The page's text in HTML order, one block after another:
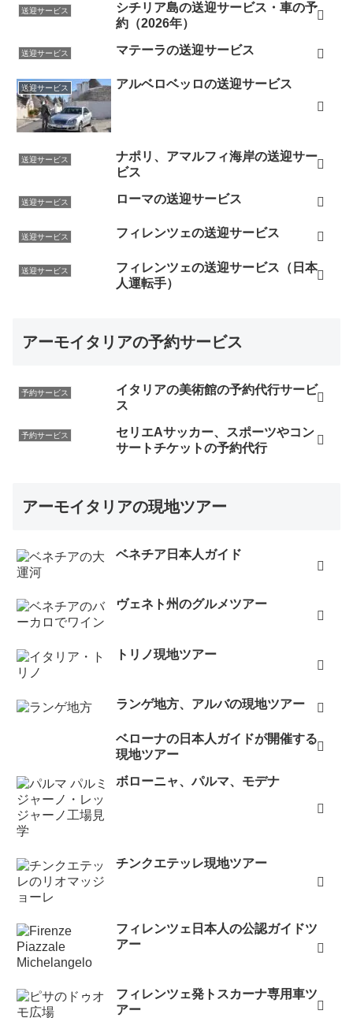
送迎サービス
シチリア島の送迎サービス・車の予
約（2026年）
送迎サービス マテーラの送迎サービス
送迎サービス アルベロベッロの送迎サービス
送迎サービス
ナポリ、アマルフィ海岸の送迎サー
ビス
送迎サービス ローマの送迎サービス
送迎サービス フィレンツェの送迎サービス
送迎サービス
フィレンツェの送迎サービス（日本
人運転手）
アーモイタリアの予約サービス
予約サービス
イタリアの美術館の予約代行サービ
ス
予約サービス
セリエAサッカー、スポーツやコン
サートチケットの予約代行
アーモイタリアの現地ツアー
ベネチア日本人ガイド
ヴェネト州のグルメツアー
トリノ現地ツアー
ランゲ地方、アルバの現地ツアー
ベローナの日本人ガイドが開催する
現地ツアー
ボローニャ、パルマ、モデナ
チンクエテッレ現地ツアー
フィレンツェ日本人の公認ガイドツ
アー
フィレンツェ発トスカーナ専用車ツ
アー